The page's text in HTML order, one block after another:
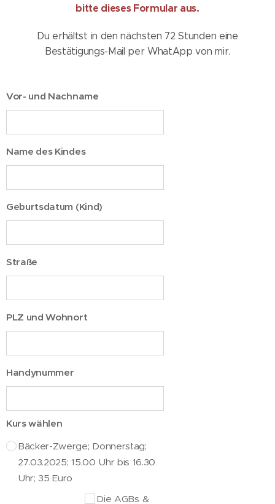
bitte dieses Formular aus.
Du erhältst in den nächsten 72 Stunden eine
Bestätigungs-Mail per WhatApp von mir.
Vor- und Nachname
Name des Kindes
Geburtsdatum (Kind)
Straße
PLZ und Wohnort
Handynummer
Kurs wählen
Bäcker-Zwerge; Donnerstag;
27.03.2025; 15.00 Uhr bis 16.30
Uhr; 35 Euro
Die AGBs &